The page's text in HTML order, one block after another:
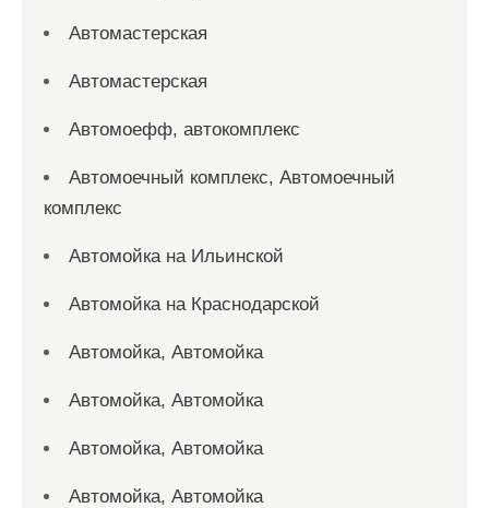
Автомастерская
Автомастерская
Автомоефф, автокомплекс
Автомоечный комплекс, Автомоечный
комплекс
Автомойка на Ильинской
Автомойка на Краснодарской
Автомойка, Автомойка
Автомойка, Автомойка
Автомойка, Автомойка
Автомойка, Автомойка